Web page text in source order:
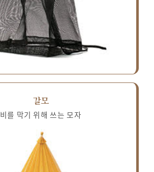
갈모
비를 막기 위해 쓰는 모자